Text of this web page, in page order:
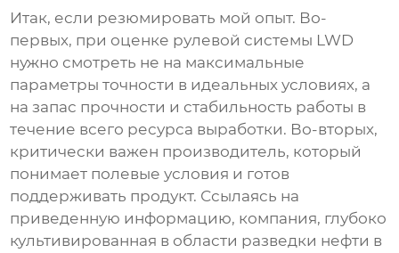
Итак, если резюмировать мой опыт. Во-
первых, при оценке рулевой системы LWD
нужно смотреть не на максимальные
параметры точности в идеальных условиях, а
на запас прочности и стабильность работы в
течение всего ресурса выработки. Во-вторых,
критически важен производитель, который
понимает полевые условия и готов
поддерживать продукт. Ссылаясь на
приведенную информацию, компания, глубоко
культивированная в области разведки нефти в